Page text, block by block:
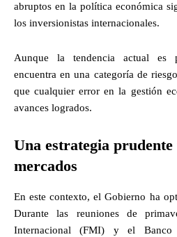
abruptos en la política económica
los inversionistas internacionales.
Aunque la tendencia actual es
encuentra en una categoría de
que cualquier error en la gestión
avances logrados.
Una estrategia
mercados
En este contexto, el Gobierno ha
Durante las reuniones de
Internacional (FMI) y el